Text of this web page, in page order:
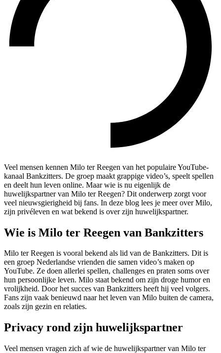
Veel mensen kennen Milo ter Reegen van het populaire YouTube-
kanaal Bankzitters. De groep maakt grappige video’s, speelt spellen
en deelt hun leven online. Maar wie is nu eigenlijk de
huwelijkspartner van Milo ter Reegen? Dit onderwerp zorgt voor
veel nieuwsgierigheid bij fans. In deze blog lees je meer over Milo,
zijn privéleven en wat bekend is over zijn huwelijkspartner.
Wie is Milo ter Reegen van Bankzitters
Milo ter Reegen is vooral bekend als lid van de Bankzitters. Dit is
een groep Nederlandse vrienden die samen video’s maken op
YouTube. Ze doen allerlei spellen, challenges en praten soms over
hun persoonlijke leven. Milo staat bekend om zijn droge humor en
vrolijkheid. Door het succes van Bankzitters heeft hij veel volgers.
Fans zijn vaak benieuwd naar het leven van Milo buiten de camera,
zoals zijn gezin en relaties.
Privacy rond zijn huwelijkspartner
Veel mensen vragen zich af wie de huwelijkspartner van Milo ter